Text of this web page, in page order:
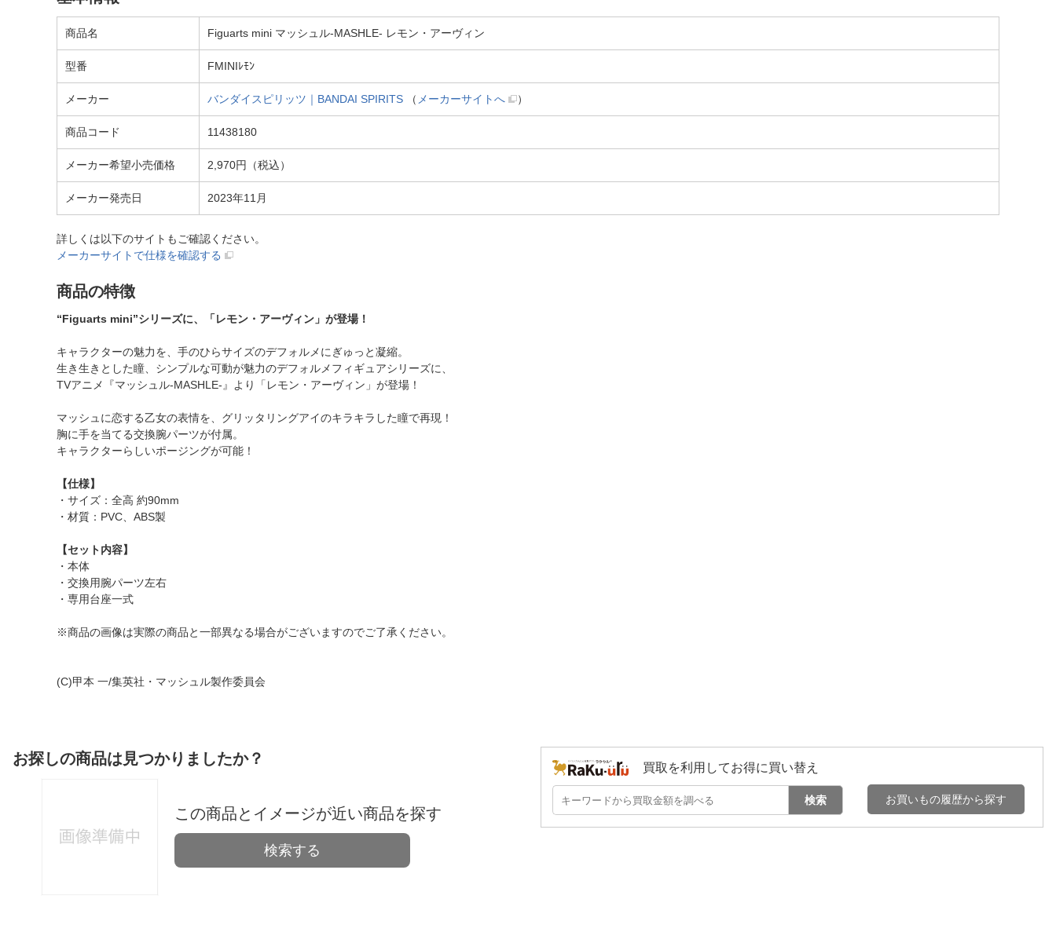
商品名 Figuarts mini マッシュル-MASHLE- レモン・アーヴィン
型番 FMINIﾚﾓﾝ
メーカー バンダイスピリッツ｜BANDAI SPIRITS （ メーカーサイトへ ）
商品コード 11438180
メーカー希望小売価格 2,970円（税込）
メーカー発売日 2023年11月
詳しくは以下のサイトもご確認ください。
メーカーサイトで仕様を確認する
商品の特徴
“Figuarts mini”シリーズに、「レモン・アーヴィン」が登場！
キャラクターの魅力を、手のひらサイズのデフォルメにぎゅっと凝縮。
生き生きとした瞳、シンプルな可動が魅力のデフォルメフィギュアシリーズに、
TVアニメ『マッシュル-MASHLE-』より「レモン・アーヴィン」が登場！
マッシュに恋する乙女の表情を、グリッタリングアイのキラキラした瞳で再現！
胸に手を当てる交換腕パーツが付属。
キャラクターらしいポージングが可能！
【仕様】
・サイズ：全高 約90mm
・材質：PVC、ABS製
【セット内容】
・本体
・交換用腕パーツ左右
・専用台座一式
※商品の画像は実際の商品と一部異なる場合がございますのでご了承ください。
(C)甲本 一/集英社・マッシュル製作委員会
お探しの商品は見つかりましたか？
この商品とイメージが近い商品を探す
検索する
買取を利用してお得に買い替え
検索 お買いもの履歴から探す